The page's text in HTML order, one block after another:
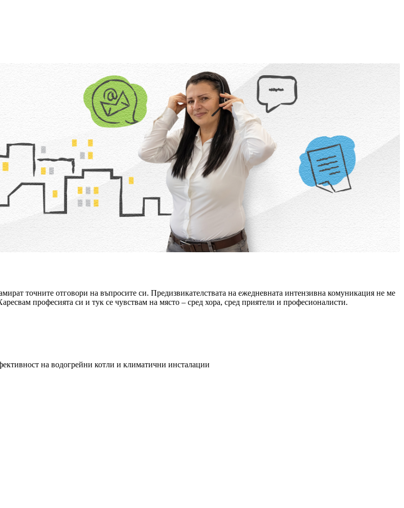
точните отговори на въпросите си. Предизвикателствата на ежедневната интензивна комуникация не ме
професията си и тук се чувствам на място – сред хора, сред приятели и професионалисти.
на водогрейни котли и климатични инсталации